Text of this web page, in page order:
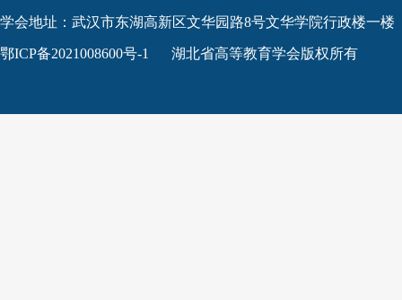
学会地址：武汉市东湖高新区文华园路8号文华学院行政楼一楼
鄂ICP备2021008600号-1 湖北省高等教育学会版权所有